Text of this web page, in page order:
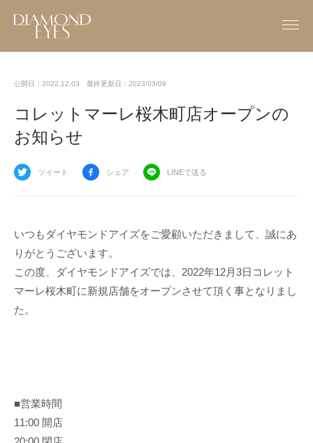
公開日：2022.12.03 最終更新日：2023/03/09
コレットマーレ桜木町店オープンの
お知らせ
ツイート シェア LINEで送る
いつもダイヤモンドアイズをご愛顧いただきまして、誠にあ
りがとうございます。
この度、ダイヤモンドアイズでは、2022年12月3日コレット
マーレ桜木町に新規店舗をオープンさせて頂く事となりまし
た。
■営業時間
11:00 開店